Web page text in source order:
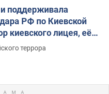
поддерживала
РФ по Киевской
киевского лицея, её
террора